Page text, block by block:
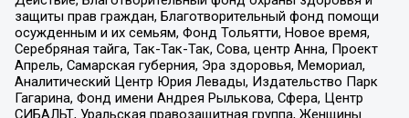
защиты прав граждан, Благотворительный фонд помощи
осужденным и их семьям, Фонд Тольятти, Новое время,
Серебряная тайга, Так-Так-Так, Сова, центр Анна, Проект
Апрель, Самарская губерния, Эра здоровья, Мемориал,
Аналитический Центр Юрия Левады, Издательство Парк
Гагарина, Фонд имени Андрея Рылькова, Сфера, Центр
СИБАЛЬТ, Уральская правозащитная группа, Женщины